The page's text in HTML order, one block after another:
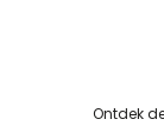
Ontdek